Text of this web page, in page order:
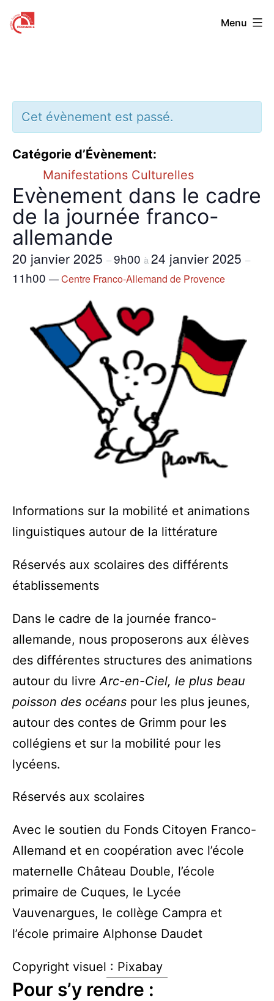
Aller
auCentre
Provence
Menu
Cet évènement est passé.
Catégorie d’Évènement:
Manifestations Culturelles
Evènement dans le cadre
de la journée franco-
allemande
20 janvier 2025 –9h00 à 24 janvier 2025 –
11h00 —Centre Franco-Allemand de Provence
Informations sur la mobilité et animations
linguistiques autour de la littérature
Réservés aux scolaires des différents
établissements
Dans le cadre de la journée franco-
allemande, nous proposerons aux élèves
des différentes structures des animations
autour du livre Arc-en-Ciel, le plus beau
poisson des océans pour les plus jeunes,
autour des contes de Grimm pour les
collégiens et sur la mobilité pour les
lycéens.
Réservés aux scolaires
Avec le soutien du Fonds Citoyen Franco-
Allemand et en coopération avec l’école
maternelle Château Double, l’école
primaire de Cuques, le Lycée
Vauvenargues, le collège Campra et
l’école primaire Alphonse Daudet
Copyright visuel : Pixabay
Pour s’y rendre :